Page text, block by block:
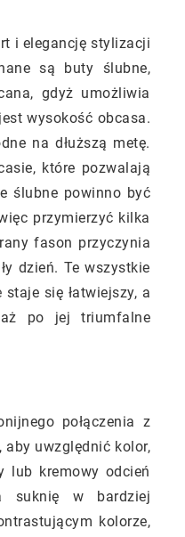
i elegancję stylizacji
są buty ślubne,
gdyż umożliwia
wysokość obcasa.
na dłuższą metę.
które pozwalają
ślubne powinno być
przymierzyć kilka
fason przyczynia
dzień. Te wszystkie
staje się łatwiejszy, a
po jej triumfalne
połączenia z
uwzględnić kolor,
lub kremowy odcień
suknię w bardziej
kolorze,